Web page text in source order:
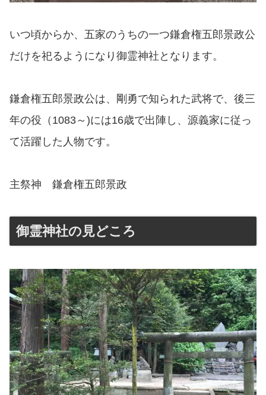
いつ頃からか、五家のうちの一つ鎌倉権五郎景政公
だけを祀るようになり御霊神社となります。
鎌倉権五郎景政公は、剛勇で知られた武将で、後三
年の役（1083～)には16歳で出陣し、源義家に従っ
て活躍した人物です。
主祭神 鎌倉権五郎景政
御霊神社の見どころ